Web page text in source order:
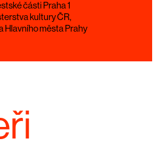
části Praha 1
kultury ČR,
Hlavního města Prahy